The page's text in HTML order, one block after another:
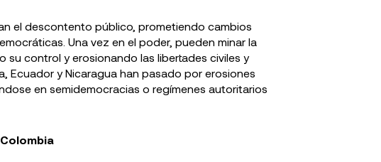
el descontento público, prometiendo cambios
Una vez en el poder, pueden minar la
control y erosionando las libertades civiles y
Ecuador y Nicaragua han pasado por erosiones
en semidemocracias o regímenes autoritarios